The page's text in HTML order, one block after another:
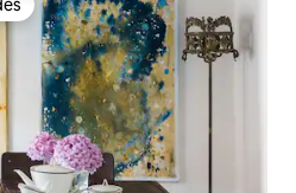
entre huéspedes